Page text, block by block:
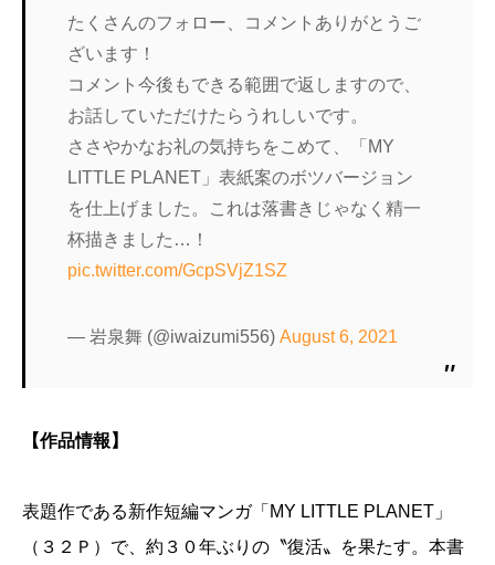
たくさんのフォロー、コメントありがとうご
ざいます！
コメント今後もできる範囲で返しますので、
お話していただけたらうれしいです。
ささやかなお礼の気持ちをこめて、「MY
LITTLE PLANET」表紙案のボツバージョン
を仕上げました。これは落書きじゃなく精一
杯描きました…！
pic.twitter.com/GcpSVjZ1SZ
— 岩泉舞 (@iwaizumi556)August 6, 2021
【作品情報】
表題作である新作短編マンガ「MY LITTLE PLANET」
（３２Ｐ）で、約３０年ぶりの〝復活〟を果たす。本書